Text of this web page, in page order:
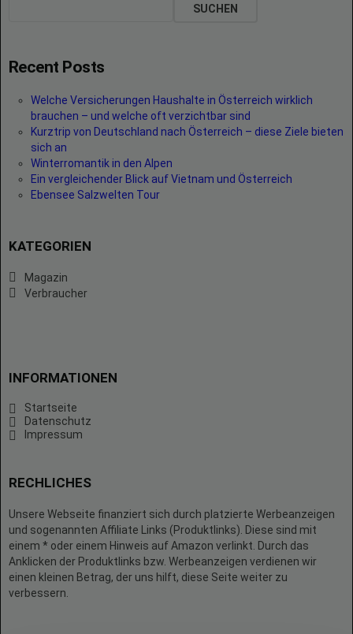
SUCHEN
Recent Posts
Welche Versicherungen Haushalte in Österreich wirklich
brauchen – und welche oft verzichtbar sind
Kurztrip von Deutschland nach Österreich – diese Ziele bieten
sich an
Winterromantik in den Alpen
Ein vergleichender Blick auf Vietnam und Österreich
Ebensee Salzwelten Tour
KATEGORIEN
Magazin
Verbraucher
INFORMATIONEN
Startseite
Datenschutz
Impressum
RECHLICHES
Unsere Webseite finanziert sich durch platzierte Werbeanzeigen
und sogenannten Affiliate Links (Produktlinks). Diese sind mit
einem * oder einem Hinweis auf Amazon verlinkt. Durch das
Anklicken der Produktlinks bzw. Werbeanzeigen verdienen wir
einen kleinen Betrag, der uns hilft, diese Seite weiter zu
verbessern.